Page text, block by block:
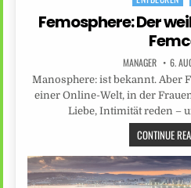
in
Femosphere: Der
MANAGER 6.
Manosphere: ist bekannt. Aber
einer Online-Welt, in der
Liebe, Intimität reden –
CONTINUE